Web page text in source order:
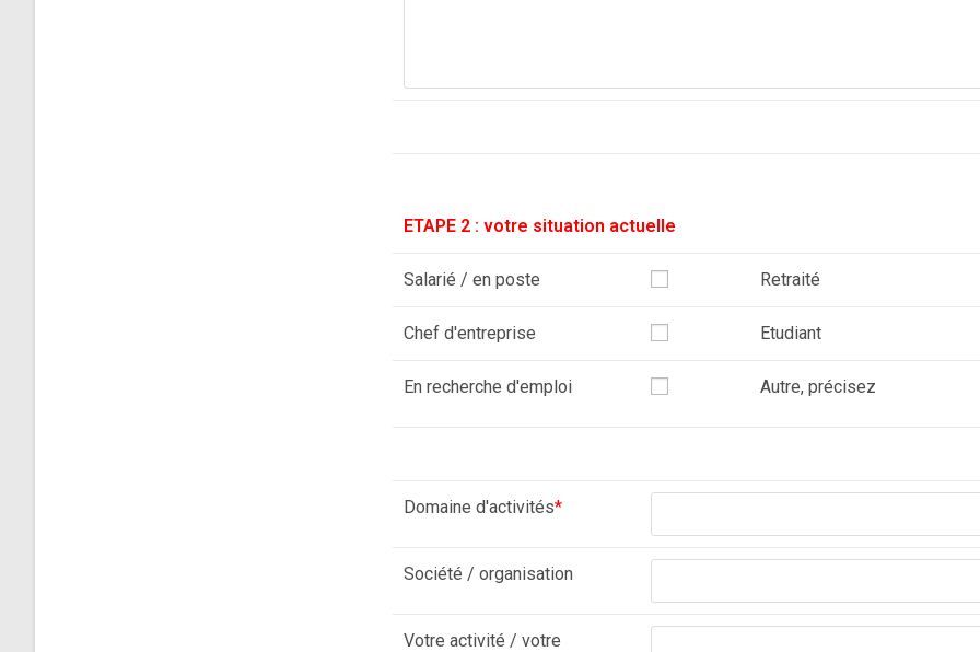
ETAPE 2 : votre situation actuelle
Salarié / en poste Retraité
Chef d'entreprise Etudiant
En recherche d'emploi Autre, précisez
Domaine d'activités*
Société / organisation
Votre activité / votre